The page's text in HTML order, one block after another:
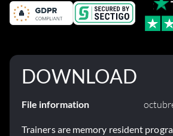
DOWNLOAD
File information
Trainers are memory resident